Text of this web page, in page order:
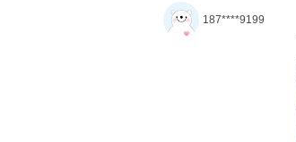
187****9199